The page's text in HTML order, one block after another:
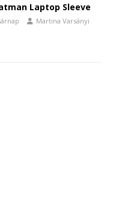
Laptop Sleeve
Martina Varsányi